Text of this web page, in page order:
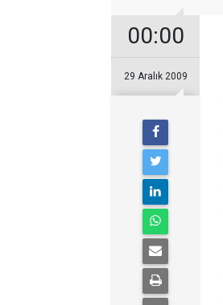
00:00
29 Aralık 2009